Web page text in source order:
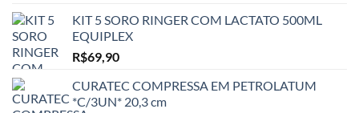
KIT 5 SORO RINGER COM LACTATO 500ML
EQUIPLEX
R$69,90
CURATEC COMPRESSA EM PETROLATUM
*C/3UN* 20,3 cm